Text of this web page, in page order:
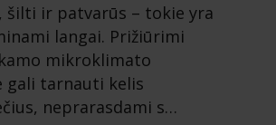
šilti ir patvarūs – tokie yra
langai. Prižiūrimi
mikroklimato
gali tarnauti kelis
neprarasdami s…